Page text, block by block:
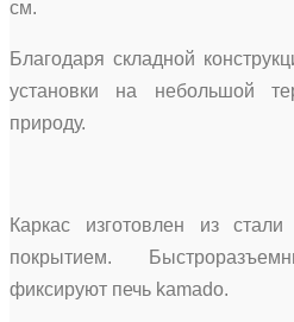
см.
Благодаря складной
установки на небольшой
природу.
Каркас изготовлен из
покрытием.
фиксируют печь kamado.